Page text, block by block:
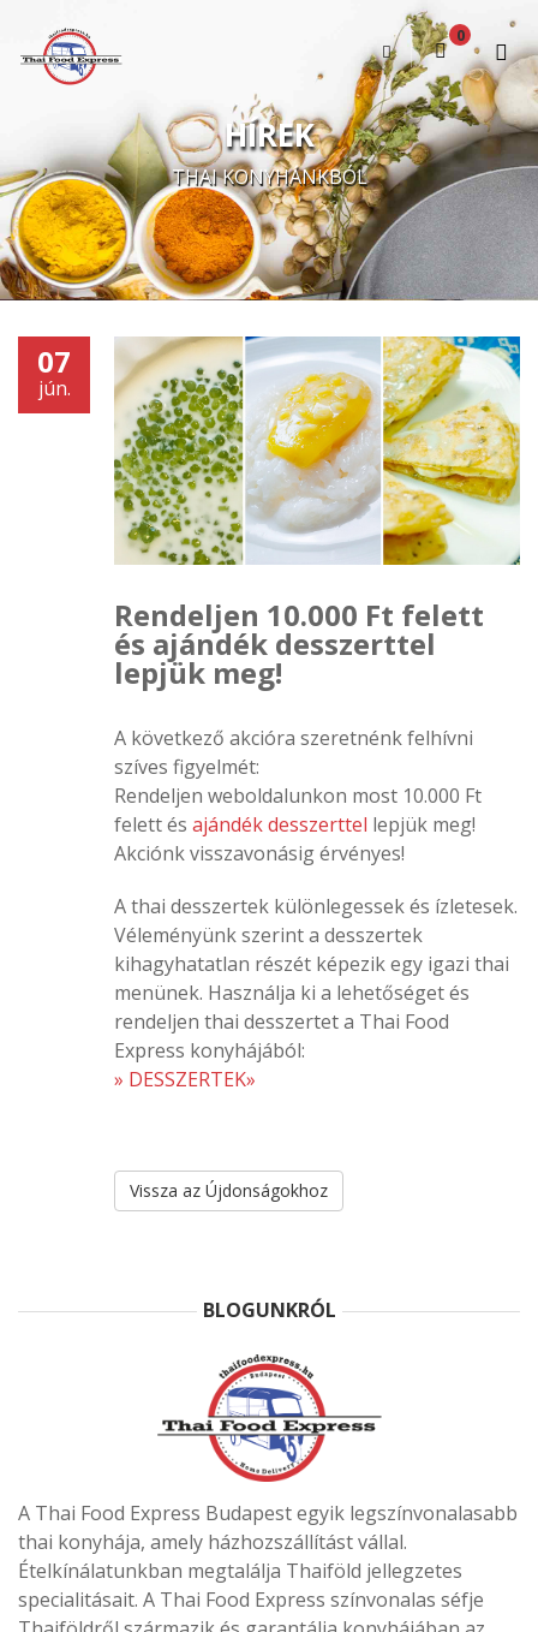
0
A kosár üres
HÍREK
THAI KONYHÁNKBÓL
07
jún.
Rendeljen 10.000 Ft felett
és ajándék desszerttel
lepjük meg!
A következő akcióra szeretnénk felhívni
szíves figyelmét:
Rendeljen weboldalunkon most 10.000 Ft
felett és ajándék desszerttel lepjük meg!
Akciónk visszavonásig érvényes!
A thai desszertek különlegessek és ízletesek.
Véleményünk szerint a desszertek
kihagyhatatlan részét képezik egy igazi thai
menünek. Használja ki a lehetőséget és
rendeljen thai desszertet a Thai Food
Express konyhájából:
» DESSZERTEK»
Vissza az Újdonságokhoz
BLOGUNKRÓL
A Thai Food Express Budapest egyik legszínvonalasabb
thai konyhája, amely házhozszállítást vállal.
Ételkínálatunkban megtalálja Thaiföld jellegzetes
specialitásait. A Thai Food Express színvonalas séfje